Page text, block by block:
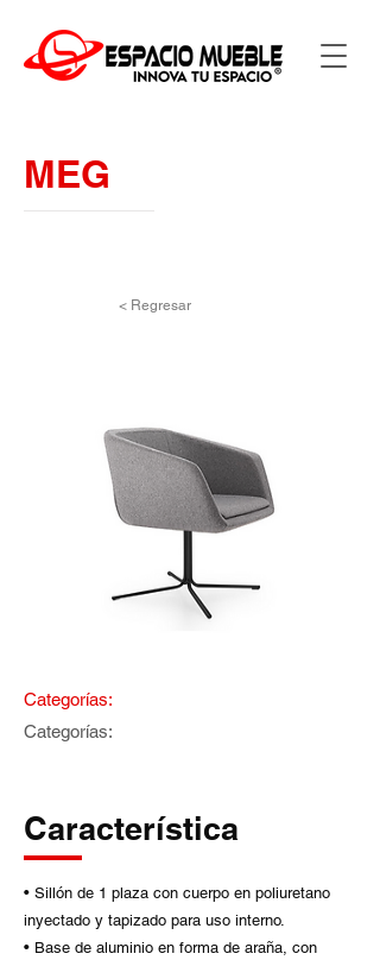
MEG
< Regresar
Categorías:
Categorías:
Característica
• Sillón de 1 plaza con cuerpo en poliuretano
inyectado y tapizado para uso interno.
• Base de aluminio en forma de araña, con